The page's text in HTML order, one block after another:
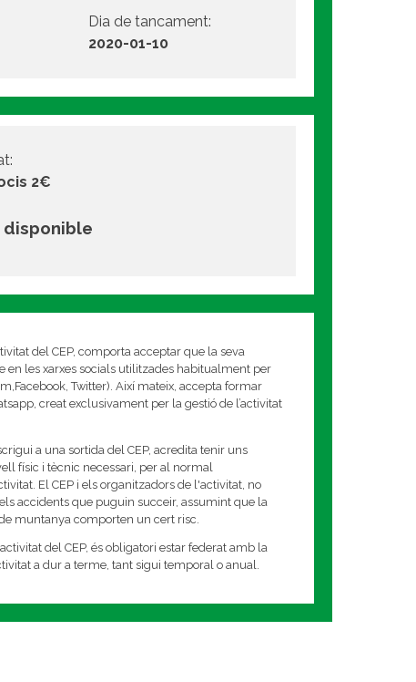
Dia de tancament:
2020-01-10
2€
disponible
del CEP, comporta acceptar que la seva
en les xarxes socials utilitzades habitualment per
Twitter). Així mateix, accepta formar
creat exclusivament per la gestió de l’activitat
a una sortida del CEP, acredita tenir uns
físic i tècnic necessari, per al normal
El CEP i els organitzadors de l'activitat, no
accidents que puguin succeir, assumint que la
muntanya comporten un cert risc.
del CEP, és obligatori estar federat amb la
a dur a terme, tant sigui temporal o anual.